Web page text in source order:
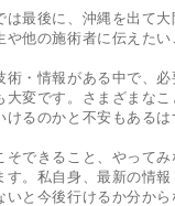
は最後に、沖縄を出て
他の施術者に伝えたい
術・情報がある中で、
大変です。さまざまなこ
るのかと不安もあるは
そできること、やってみ
す。私自身、最新の情
いと今後行けるか分か